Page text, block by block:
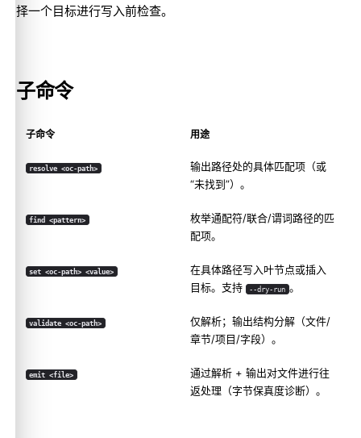
择一个目标进行写入前检查。
子命令
子命令 用途
resolve <oc-path>
输出路径处的具体匹配项（或
“未找到”）。
find <pattern>
枚举通配符/联合/谓词路径的匹
配项。
set <oc-path> <value>
在具体路径写入叶节点或插入
目标。支持
--dry-run 。
validate <oc-path>
仅解析；输出结构分解（文件/
章节/项目/字段）。
emit <file>
通过解析 + 输出对文件进行往
返处理（字节保真度诊断）。